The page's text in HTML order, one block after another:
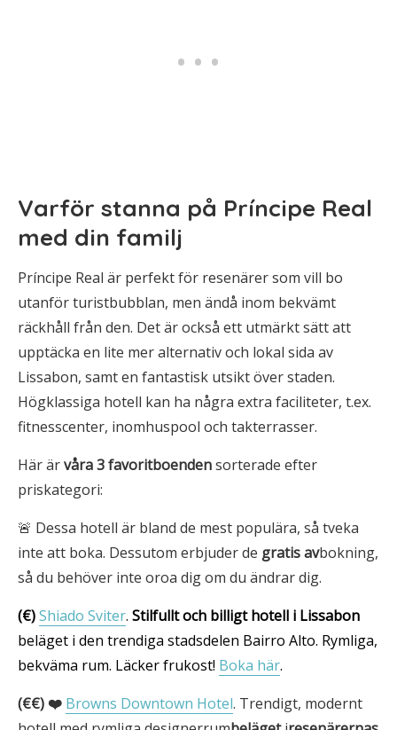
Varför stanna på Príncipe Real
med din familj
Príncipe Real är perfekt för resenärer som vill bo
utanför turistbubblan, men ändå inom bekvämt
räckhåll från den. Det är också ett utmärkt sätt att
upptäcka en lite mer alternativ och lokal sida av
Lissabon, samt en fantastisk utsikt över staden.
Högklassiga hotell kan ha några extra faciliteter, t.ex.
fitnesscenter, inomhuspool och takterrasser.
Här ärvåra 3favoritboendensorterade efter
priskategori:
🚨 Dessa hotell är bland de mest populära, så tveka
inte att boka. Dessutom erbjuder de gratis avbokning,
så du behöver inte oroa dig om du ändrar dig.
(€)Shiado Sviter. Stilfullt och billigt hotell i Lissabon
beläget i den trendiga stadsdelen Bairro Alto. Rymliga,
bekväma rum. Läcker frukost! Boka här.
(€€) ❤️ Browns Downtown Hotel. Trendigt, modernt